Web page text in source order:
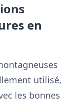
en
utilisé,
les bonnes